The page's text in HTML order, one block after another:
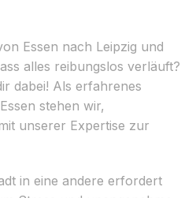
Essen nach Leipzig und
alles reibungslos verläuft?
dabei! Als erfahrenes
stehen wir,
unserer Expertise zur
in eine andere erfordert